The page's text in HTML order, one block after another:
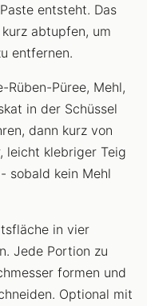
entsteht. Das
abtupfen, um
entfernen.
Püree, Mehl,
in der Schüssel
dann kurz von
leicht klebriger Teig
sobald kein Mehl
in vier
Jede Portion zu
formen und
Optional mit